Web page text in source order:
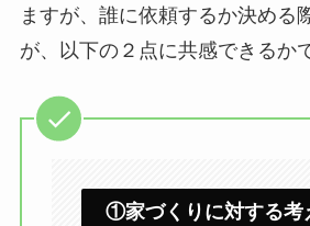
ますが、誰に依頼するか決める
が、以下の２点に共感できるか
①家づくりに対する考